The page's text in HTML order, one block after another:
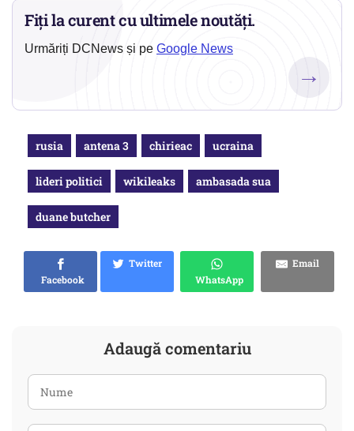
Fiți la curent cu ultimele noutăți.
Urmăriți DCNews și pe Google News
→
rusia antena 3 chirieac ucraina
lideri politici wikileaks ambasada sua
duane butcher
Facebook
Twitter
WhatsApp
Email
Adaugă comentariu